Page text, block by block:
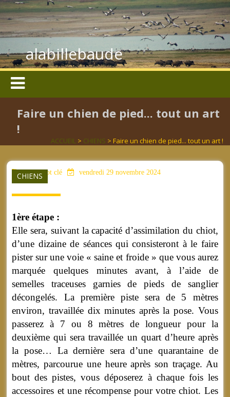
alabillebaude
Faire un chien de pied... tout un art
!
ACCUEIL> CHIENS > Faire un chien de pied... tout un art !
CHIENS
aucun mot clé vendredi 29 novembre 2024
1ère étape :
Elle sera, suivant la capacité d’assimilation du chiot,
d’une dizaine de séances qui consisteront à le faire
pister sur une voie « saine et froide » que vous aurez
marquée quelques minutes avant, à l’aide de
semelles traceuses garnies de pieds de sanglier
décongelés. La première piste sera de 5 mètres
environ, travaillée dix minutes après la pose. Vous
passerez à 7 ou 8 mètres de longueur pour la
deuxième qui sera travaillée un quart d’heure après
la pose… La dernière sera d’une quarantaine de
mètres, parcourue une heure après son traçage. Au
bout des pistes, vous déposerez à chaque fois les
accessoires et une récompense pour votre chiot. Les